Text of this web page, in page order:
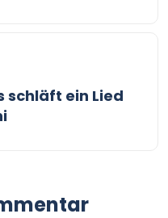
schläft ein Lied